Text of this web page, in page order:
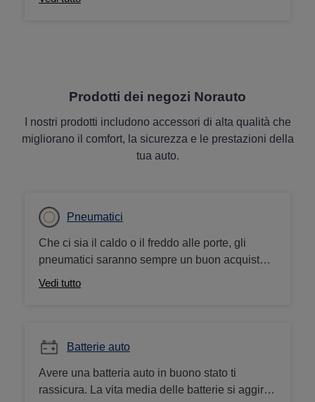
Prodotti dei negozi Norauto
I nostri prodotti includono accessori di alta qualità che
migliorano il comfort, la sicurezza e le prestazioni della
tua auto.
Pneumatici
Che ci sia il caldo o il freddo alle porte, gli
pneumatici saranno sempre un buon acquisto.
Da noi trovi moltissimi pneumatici 4 stagioni,
Vedi tutto
Batterie auto
Avere una batteria auto in buono stato ti
rassicura. La vita media delle batterie si aggiro